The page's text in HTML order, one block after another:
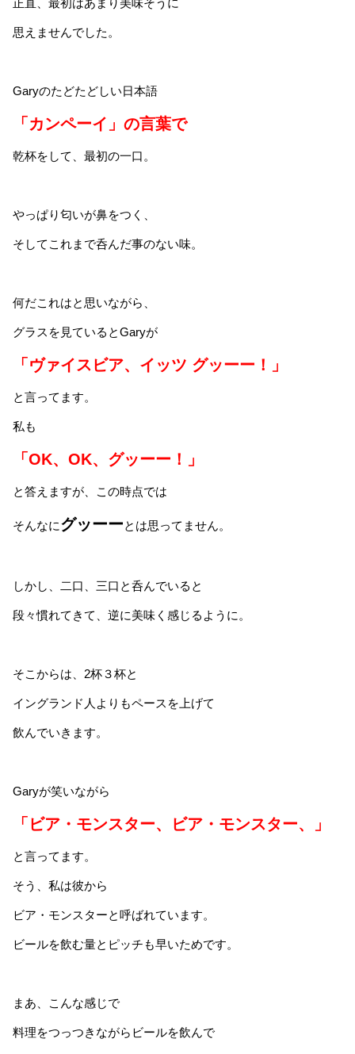
正直、最初はあまり美味そうに
思えませんでした。
Garyのたどたどしい日本語
「カンペーイ」の言葉で
乾杯をして、最初の一口。
やっぱり匂いが鼻をつく、
そしてこれまで呑んだ事のない味。
何だこれはと思いながら、
グラスを見ているとGaryが
「ヴァイスビア、イッツ グッーー！」
と言ってます。
私も
「OK、OK、グッーー！」
と答えますが、この時点では
そんなにグッーーとは思ってません。
しかし、二口、三口と呑んでいると
段々慣れてきて、逆に美味く感じるように。
そこからは、2杯３杯と
イングランド人よりもペースを上げて
飲んでいきます。
Garyが笑いながら
「ビア・モンスター、ビア・モンスター、」
と言ってます。
そう、私は彼から
ビア・モンスターと呼ばれています。
ビールを飲む量とピッチも早いためです。
まあ、こんな感じで
料理をつっつきながらビールを飲んで